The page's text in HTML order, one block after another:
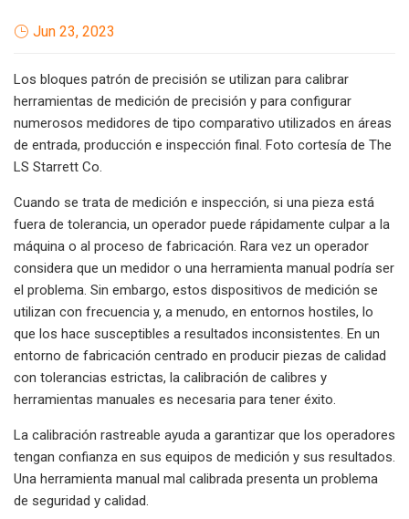
Jun 23, 2023
Los bloques patrón de precisión se utilizan para calibrar
herramientas de medición de precisión y para configurar
numerosos medidores de tipo comparativo utilizados en áreas
de entrada, producción e inspección final. Foto cortesía de The
LS Starrett Co.
Cuando se trata de medición e inspección, si una pieza está
fuera de tolerancia, un operador puede rápidamente culpar a la
máquina o al proceso de fabricación. Rara vez un operador
considera que un medidor o una herramienta manual podría ser
el problema. Sin embargo, estos dispositivos de medición se
utilizan con frecuencia y, a menudo, en entornos hostiles, lo
que los hace susceptibles a resultados inconsistentes. En un
entorno de fabricación centrado en producir piezas de calidad
con tolerancias estrictas, la calibración de calibres y
herramientas manuales es necesaria para tener éxito.
La calibración rastreable ayuda a garantizar que los operadores
tengan confianza en sus equipos de medición y sus resultados.
Una herramienta manual mal calibrada presenta un problema
de seguridad y calidad.